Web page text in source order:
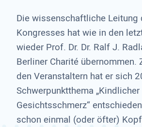
Die wissenschaftliche Leitung
Kongresses hat wie in den
wieder Prof. Dr. Dr. Ralf J.
Berliner Charité übernommen.
den Veranstaltern hat er sich
Schwerpunktthema „Kindlicher
Gesichtsschmerz“
schon einmal (oder öfter)